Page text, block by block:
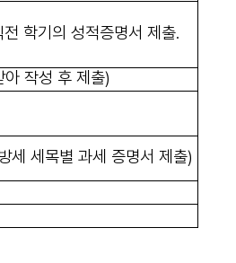
학기의 성적증명서 제출.
작성 후 제출)
세 세목별 과세 증명서 제출)